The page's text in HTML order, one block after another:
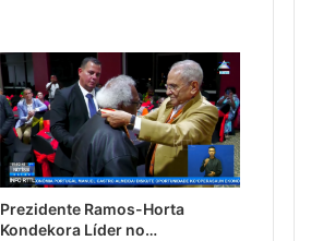
Prezidente Ramos-Horta
Kondekora Líder no…